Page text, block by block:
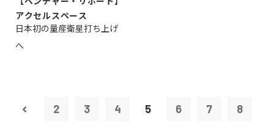
アクセルスペース
日本初の量産衛星打ち上げ
へ
2 3 4 5 6 7 8